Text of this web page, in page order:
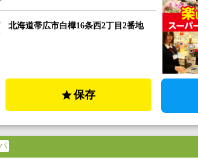
北海道帯広市白樺16条西2丁目2番地
保存